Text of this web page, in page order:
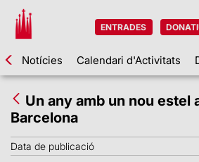
ENTRADES
Notícies Calendari d'Activitats
Un any amb un nou estel
Barcelona
Data de publicació